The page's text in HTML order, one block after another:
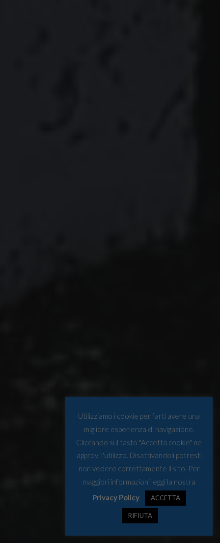
Utilizziamo i cookie per farti avere una
migliore esperienza di navigazione.
Cliccando sul tasto "Accetta cookie" ne
approvi l'utilizzo. Disattivandoli potresti
non vedere correttamente il sito. Per
maggiori informazioni leggi la nostra
Privacy Policy. ACCETTA
RIFIUTA